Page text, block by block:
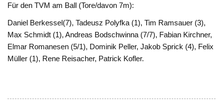
Für den TVM am Ball (Tore/davon 7m):
Daniel Berkessel(7), Tadeusz Polyfka (1), Tim Ramsauer (3),
Max Schmidt (1), Andreas Bodschwinna (7/7), Fabian Kirchner,
Elmar Romanesen (5/1), Dominik Peller, Jakob Sprick (4), Felix
Müller (1), Rene Reisacher, Patrick Kofler.